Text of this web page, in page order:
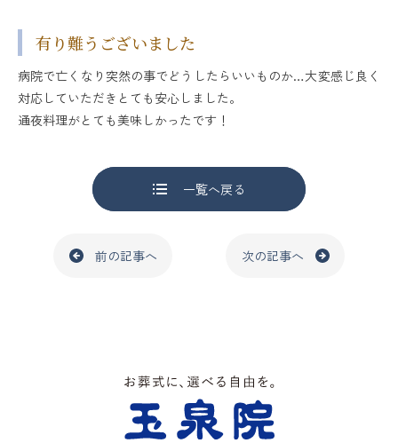
有り難うございました
病院で亡くなり突然の事でどうしたらいいものか…大変感じ良く
対応していただきとても安心しました。
通夜料理がとても美味しかったです！
一覧へ戻る
前の記事へ 次の記事へ